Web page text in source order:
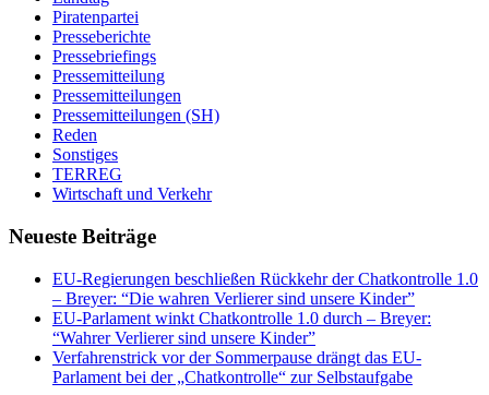
Piratenpartei
Presseberichte
Pressebriefings
Pressemitteilung
Pressemitteilungen
Pressemitteilungen (SH)
Reden
Sonstiges
TERREG
Wirtschaft und Verkehr
Neueste Beiträge
EU-Regierungen beschließen Rückkehr der Chatkontrolle 1.0
– Breyer: “Die wahren Verlierer sind unsere Kinder”
EU-Parlament winkt Chatkontrolle 1.0 durch – Breyer:
“Wahrer Verlierer sind unsere Kinder”
Verfahrenstrick vor der Sommerpause drängt das EU-
Parlament bei der „Chatkontrolle“ zur Selbstaufgabe